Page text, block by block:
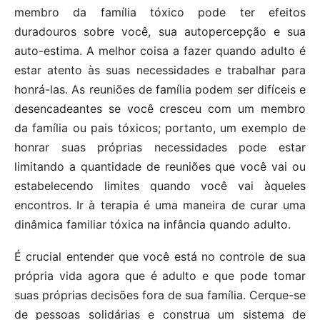
membro da família tóxico pode ter efeitos
duradouros sobre você, sua autopercepção e sua
auto-estima. A melhor coisa a fazer quando adulto é
estar atento às suas necessidades e trabalhar para
honrá-las. As reuniões de família podem ser difíceis e
desencadeantes se você cresceu com um membro
da família ou pais tóxicos; portanto, um exemplo de
honrar suas próprias necessidades pode estar
limitando a quantidade de reuniões que você vai ou
estabelecendo limites quando você vai àqueles
encontros. Ir à terapia é uma maneira de curar uma
dinâmica familiar tóxica na infância quando adulto.
É crucial entender que você está no controle de sua
própria vida agora que é adulto e que pode tomar
suas próprias decisões fora de sua família. Cerque-se
de pessoas solidárias e construa um sistema de